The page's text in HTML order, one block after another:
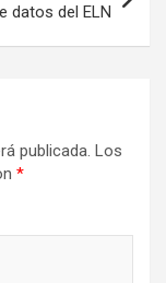
datos del ELN
publicada. Los
*